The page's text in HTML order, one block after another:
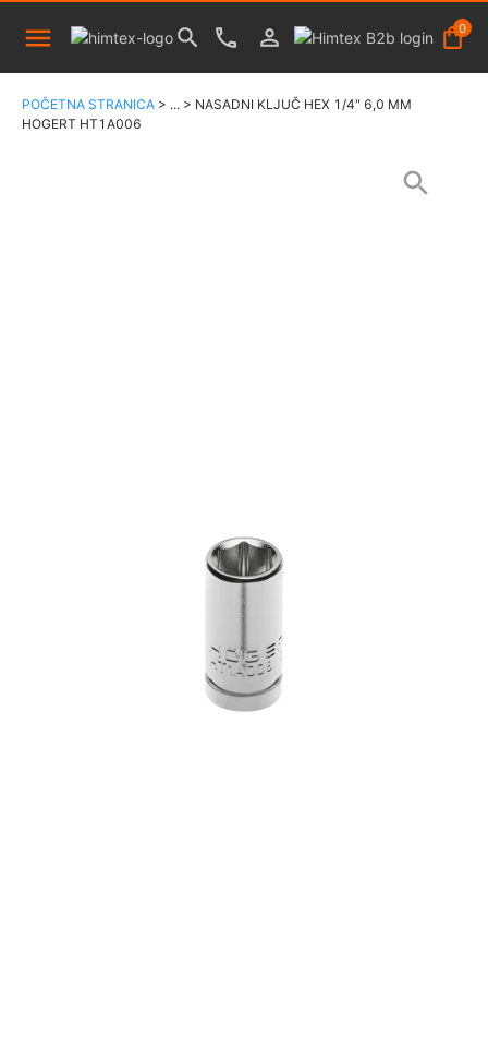
0
POČETNA STRANICA > ... > NASADNI KLJUČ HEX 1/4" 6,0 MM
HOGERT HT1A006